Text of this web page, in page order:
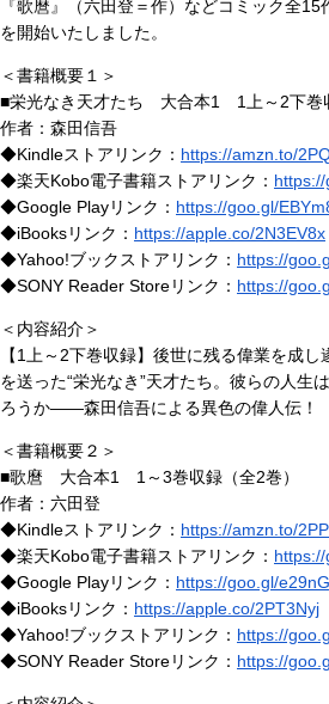
『歌麿』（六田登＝作）などコミック全
を開始いたしました。
＜書籍概要１＞
■栄光なき天才たち 大合本1 1上～2下巻
作者：森田信吾
◆Kindleストアリンク： https://amzn.to/
◆楽天Kobo電子書籍ストアリンク：
◆Google Playリンク： https://goo.gl/
◆iBooksリンク： https://apple.co/2N3EV8x
◆Yahoo!ブックストアリンク： https://
◆SONY Reader Storeリンク： https://
＜内容紹介＞
【1上～2下巻収録】後世に残る偉業を成
を送った“栄光なき”天才たち。彼らの人生
ろうか――森田信吾による異色の偉人伝！
＜書籍概要２＞
■歌麿 大合本1 1～3巻収録（全2巻）
作者：六田登
◆Kindleストアリンク： https://amzn.to/
◆楽天Kobo電子書籍ストアリンク：
◆Google Playリンク： https://goo.gl/
◆iBooksリンク： https://apple.co/2PT3Nyj
◆Yahoo!ブックストアリンク： https://
◆SONY Reader Storeリンク： https://